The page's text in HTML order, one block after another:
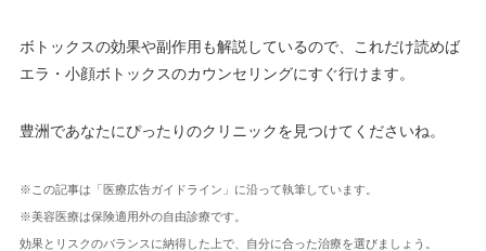
ボトックスの効果や副作用も解説しているので、これだけ読めば
エラ・小顔ボトックスのカウンセリングにすぐ行けます。
豊洲であなたにぴったりのクリニックを見つけてくださいね。
※この記事は「医療広告ガイドライン」に沿って執筆しています。
※美容医療は保険適用外の自由診療です。
効果とリスクのバランスに納得した上で、自分に合った治療を選びましょう。